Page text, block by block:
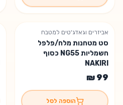
אביזרים וגאדג'טים למטבח
סט מטחנות מלח/פלפל
חשמליות NG55 כסוף
NAKIRI
הוספה לסל